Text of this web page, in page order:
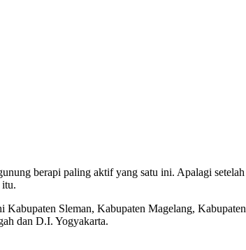
berapi paling aktif yang satu ini. Apalagi
Sleman, Kabupaten Magelang,
dan D.I. Yogyakarta.